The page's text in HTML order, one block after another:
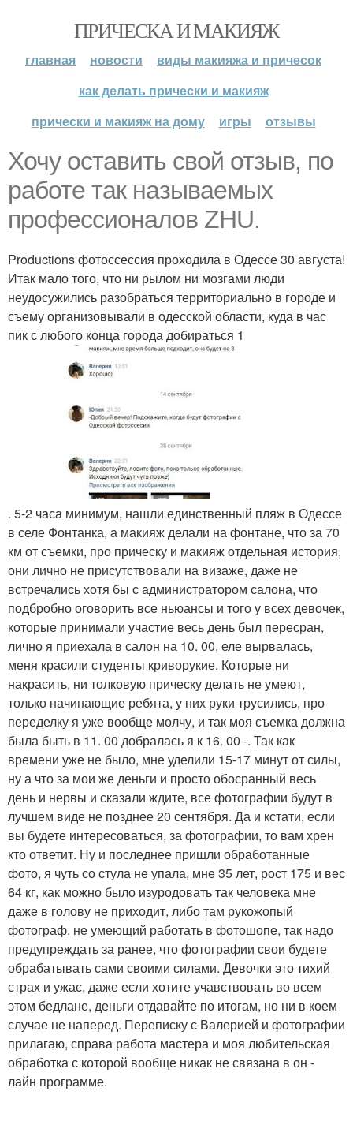
ПРИЧЕСКА И МАКИЯЖ
главная новости
виды макияжа и причесок
как делать прически и макияж
прически и макияж на дому
игры отзывы
Хочу оставить свой отзыв, по
работе так называемых
профессионалов ZHU.
Productions фотоссессия проходила в Одессе 30 августа!
Итак мало того, что ни рылом ни мозгами люди
неудосужились разобраться территориально в городе и
съему организовывали в одесской области, куда в час
пик с любого конца города добираться 1
. 5-2 часа минимум, нашли единственный пляж в Одессе
в селе Фонтанка, а макияж делали на фонтане, что за 70
км от съемки, про прическу и макияж отдельная история,
они лично не присутствовали на визаже, даже не
встречались хотя бы с администратором салона, что
подбробно оговорить все ньюансы и того у всех девочек,
которые принимали участие весь день был пересран,
лично я приехала в салон на 10. 00, еле вырвалась,
меня красили студенты криворукие. Которые ни
накрасить, ни толковую прическу делать не умеют,
только начинающие ребята, у них руки трусились, про
переделку я уже вообще молчу, и так моя съемка должна
была быть в 11. 00 добралась я к 16. 00 -. Так как
времени уже не было, мне уделили 15-17 минут от силы,
ну а что за мои же деньги и просто обосранный весь
день и нервы и сказали ждите, все фотографии будут в
лучшем виде не позднее 20 сентября. Да и кстати, если
вы будете интересоваться, за фотографии, то вам хрен
кто ответит. Ну и последнее пришли обработанные
фото, я чуть со стула не упала, мне 35 лет, рост 175 и вес
64 кг, как можно было изуродовать так человека мне
даже в голову не приходит, либо там рукожопый
фотограф, не умеющий работать в фотошопе, так надо
предупреждать за ранее, что фотографии свои будете
обрабатывать сами своими силами. Девочки это тихий
страх и ужас, даже если хотите учавствовать во всем
этом бедлане, деньги отдавайте по итогам, но ни в коем
случае не наперед. Переписку с Валерией и фотографии
прилагаю, справа работа мастера и моя любительская
обработка с которой вообще никак не связана в он -
лайн программе.